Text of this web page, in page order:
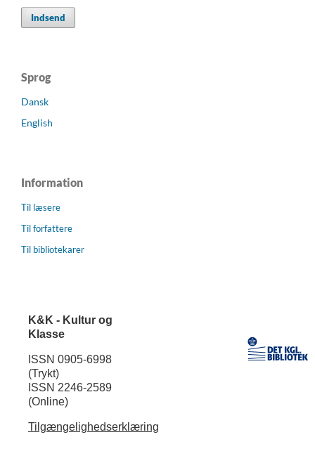
Indsend
Sprog
Dansk
English
Information
Til læsere
Til forfattere
Til bibliotekarer
K&K - Kultur og
Klasse
ISSN 0905-6998
(Trykt)
ISSN 2246-2589
(Online)
Tilgængelighedserklæring